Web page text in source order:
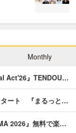
Monthly
Act'26』TENDOU…
タート 『まるっと…
2026』無料で楽…